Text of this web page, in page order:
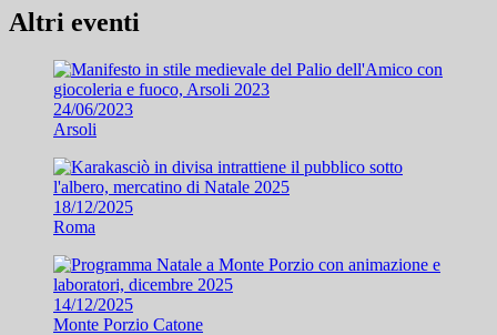
Altri eventi
24/06/2023
Arsoli
18/12/2025
Roma
14/12/2025
Monte Porzio Catone